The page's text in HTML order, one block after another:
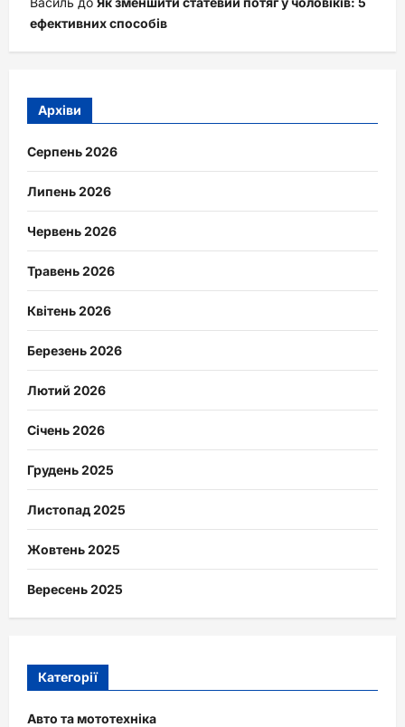
ефективних способів
Архіви
Серпень 2026
Липень 2026
Червень 2026
Травень 2026
Квітень 2026
Березень 2026
Лютий 2026
Січень 2026
Грудень 2025
Листопад 2025
Жовтень 2025
Вересень 2025
Категорії
Авто та мототехніка